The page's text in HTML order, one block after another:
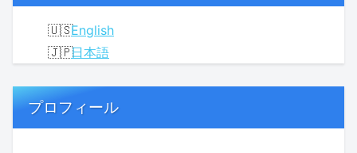
English
日本語
プロフィール